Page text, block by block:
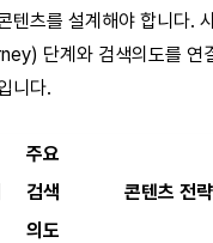
텐츠를 설계해야 합니다.
단계와 검색의도를 연
니다.
주요
검색
의도
콘텐츠 전략